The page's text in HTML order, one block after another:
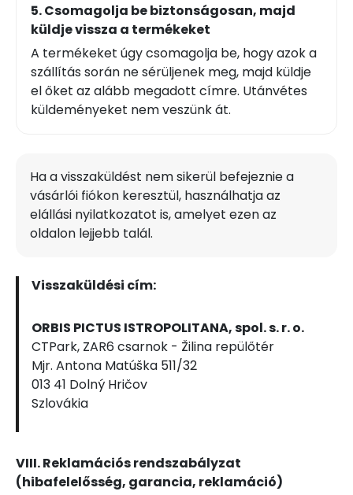
5. Csomagolja be biztonságosan, majd
küldje vissza a termékeket
A termékeket úgy csomagolja be, hogy azok a
szállítás során ne sérüljenek meg, majd küldje
el őket az alább megadott címre. Utánvétes
küldeményeket nem veszünk át.
Ha a visszaküldést nem sikerül befejeznie a
vásárlói fiókon keresztül, használhatja az
elállási nyilatkozatot is, amelyet ezen az
oldalon lejjebb talál.
Visszaküldési cím:
ORBIS PICTUS ISTROPOLITANA, spol. s. r. o.
CTPark, ZAR6 csarnok - Žilina repülőtér
Mjr. Antona Matúška 511/32
013 41 Dolný Hričov
Szlovákia
VIII. Reklamációs rendszabályzat
(hibafelelősség, garancia, reklamáció)